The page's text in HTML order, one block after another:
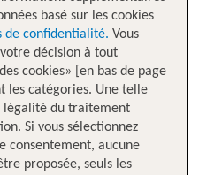
basé sur les cookies
de confidentialité. Vous
décision à tout
cookies» [en bas de page
les catégories. Une telle
légalité du traitement
Si vous sélectionnez
consentement, aucune
proposée, seuls les